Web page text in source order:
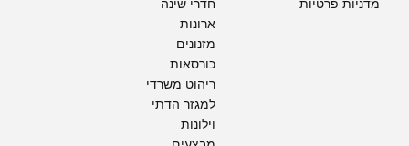
מדניות פרטיות
חדרי שינה
ארונות
מזנונים
כורסאות
ריהוט משרדי
למגזר הדתי
וילונות